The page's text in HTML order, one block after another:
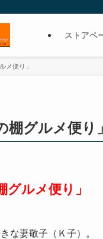
ストアペ
メ便り」
棚グルメ便り」
グルメ便り」
な妻敬子（Ｋ子）。